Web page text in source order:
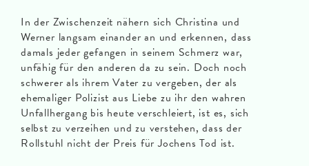
In der Zwischenzeit nähern sich Christina und
Werner langsam einander an und erkennen, dass
damals jeder gefangen in seinem Schmerz war,
unfähig für den anderen da zu sein. Doch noch
schwerer als ihrem Vater zu vergeben, der als
ehemaliger Polizist aus Liebe zu ihr den wahren
Unfallhergang bis heute verschleiert, ist es, sich
selbst zu verzeihen und zu verstehen, dass der
Rollstuhl nicht der Preis für Jochens Tod ist.